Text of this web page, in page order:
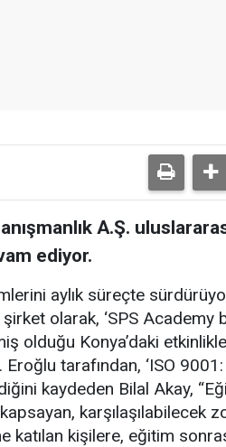
A.Ş.
ediyor.
aylık süreçte
olarak, ‘SPS Academy
olduğu Konya’daki
tarafından, ‘ISO
kaydeden Bilal Akay,
karşılaşılabilecek
kişilere, eğitim